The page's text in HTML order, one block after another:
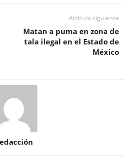
Artículo siguiente
Matan a puma en zona de
tala ilegal en el Estado de
México